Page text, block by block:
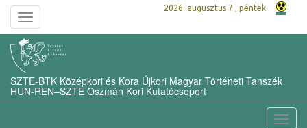
Toggle
navigation
2026. augusztus 7., péntek
SZTE-BTK Középkori és Kora Újkori Magyar Történeti Tanszék
HUN-REN–SZTE Oszmán Kori Kutatócsoport